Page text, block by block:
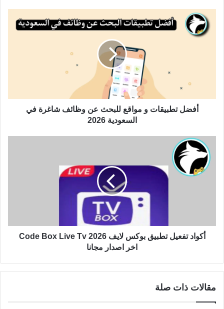
أفضل تطبيقات و مواقع للبحث عن وظائف شاغرة في
السعودية 2026
أكواد تفعيل تطبيق بوكس لايف Code Box Live Tv 2026
اخر اصدار مجانا
مقالات ذات صلة